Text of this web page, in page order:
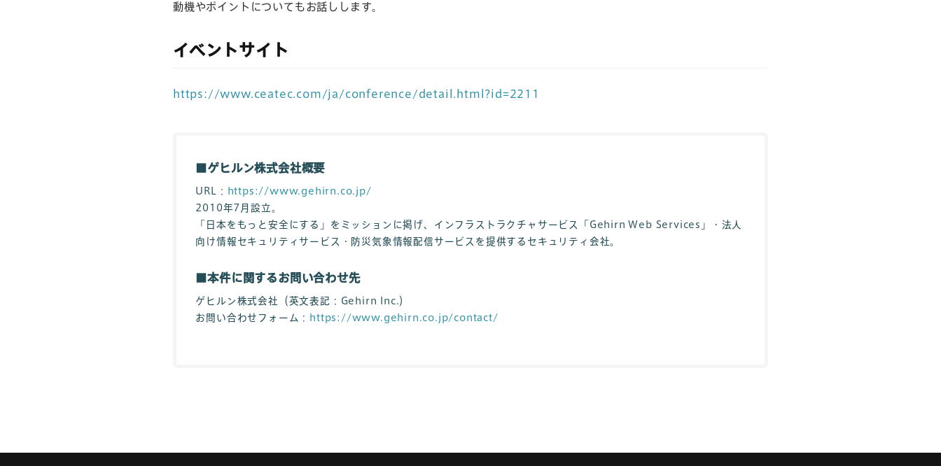
動機やポイントについてもお話しします。
イベントサイト
https://www.ceatec.com/ja/conference/detail.html?id=2211
■ゲヒルン株式会社概要
URL：
https://www.gehirn.co.jp/
2010年7月設立。
「日本をもっと安全にする」をミッションに掲げ、インフラストラクチャサービス「Gehirn Web Services」・法人
向け情報セキュリティサービス・防災気象情報配信サービスを提供するセキュリティ会社。
■本件に関するお問い合わせ先
ゲヒルン株式会社（英文表記：Gehirn Inc.）
お問い合わせフォーム：
https://www.gehirn.co.jp/contact/